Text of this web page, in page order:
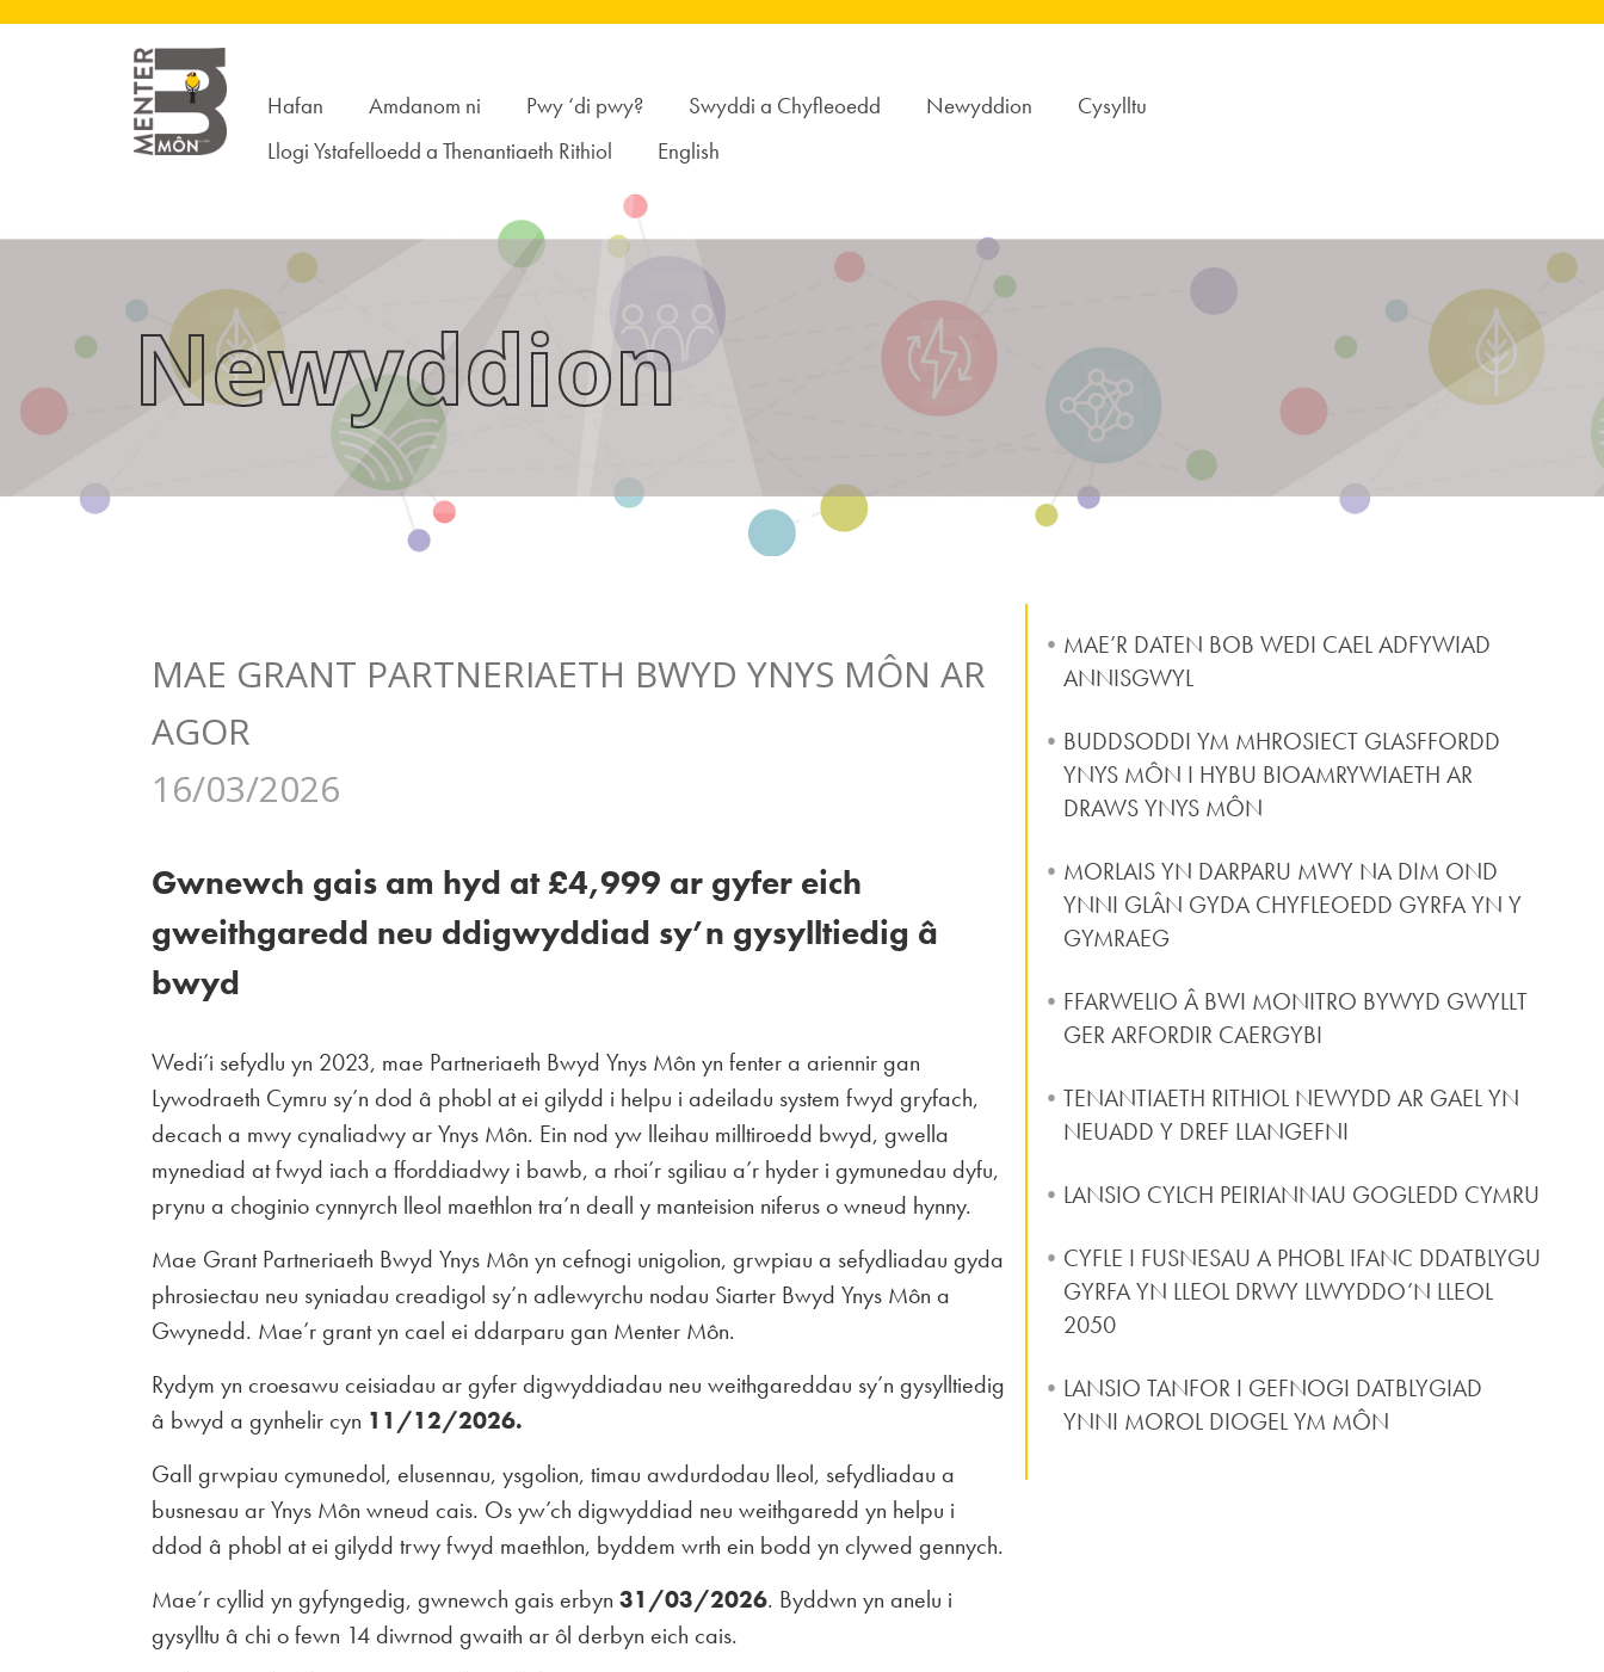
Hafan Amdanom ni Pwy ‘di pwy? Swyddi a Chyfleoedd Newyddion
Cysylltu
Llogi Ystafelloedd a Thenantiaeth Rithiol
English
Newyddion
MAE GRANT PARTNERIAETH BWYD YNYS MÔN AR
AGOR
16/03/2026
Gwnewch gais am hyd at £4,999 ar gyfer eich
gweithgaredd neu ddigwyddiad sy’n gysylltiedig â
bwyd
Wedi’i sefydlu yn 2023, mae Partneriaeth Bwyd Ynys Môn yn fenter a ariennir gan
Lywodraeth Cymru sy’n dod â phobl at ei gilydd i helpu i adeiladu system fwyd gryfach,
decach a mwy cynaliadwy ar Ynys Môn. Ein nod yw lleihau milltiroedd bwyd, gwella
mynediad at fwyd iach a fforddiadwy i bawb, a rhoi’r sgiliau a’r hyder i gymunedau dyfu,
prynu a choginio cynnyrch lleol maethlon tra’n deall y manteision niferus o wneud hynny.
Mae Grant Partneriaeth Bwyd Ynys Môn yn cefnogi unigolion, grwpiau a sefydliadau gyda
phrosiectau neu syniadau creadigol sy’n adlewyrchu nodau Siarter Bwyd Ynys Môn a
Gwynedd. Mae’r grant yn cael ei ddarparu gan Menter Môn.
Rydym yn croesawu ceisiadau ar gyfer digwyddiadau neu weithgareddau sy’n gysylltiedig
â bwyd a gynhelir cyn 11/12/2026.
Gall grwpiau cymunedol, elusennau, ysgolion, timau awdurdodau lleol, sefydliadau a
busnesau ar Ynys Môn wneud cais. Os yw’ch digwyddiad neu weithgaredd yn helpu i
ddod â phobl at ei gilydd trwy fwyd maethlon, byddem wrth ein bodd yn clywed gennych.
Mae’r cyllid yn gyfyngedig, gwnewch gais erbyn31/03/2026. Byddwn yn anelu i
gysylltu â chi o fewn 14 diwrnod gwaith ar ôl derbyn eich cais.
MAE’R DATEN BOB WEDI CAEL ADFYWIAD
ANNISGWYL
BUDDSODDI YM MHROSIECT GLASFFORDD
YNYS MÔN I HYBU BIOAMRYWIAETH AR
DRAWS YNYS MÔN
MORLAIS YN DARPARU MWY NA DIM OND
YNNI GLÂN GYDA CHYFLEOEDD GYRFA YN Y
GYMRAEG
FFARWELIO Â BWI MONITRO BYWYD GWYLLT
GER ARFORDIR CAERGYBI
TENANTIAETH RITHIOL NEWYDD AR GAEL YN
NEUADD Y DREF LLANGEFNI
LANSIO CYLCH PEIRIANNAU GOGLEDD CYMRU
CYFLE I FUSNESAU A PHOBL IFANC DDATBLYGU
GYRFA YN LLEOL DRWY LLWYDDO’N LLEOL
2050
LANSIO TANFOR I GEFNOGI DATBLYGIAD
YNNI MOROL DIOGEL YM MÔN